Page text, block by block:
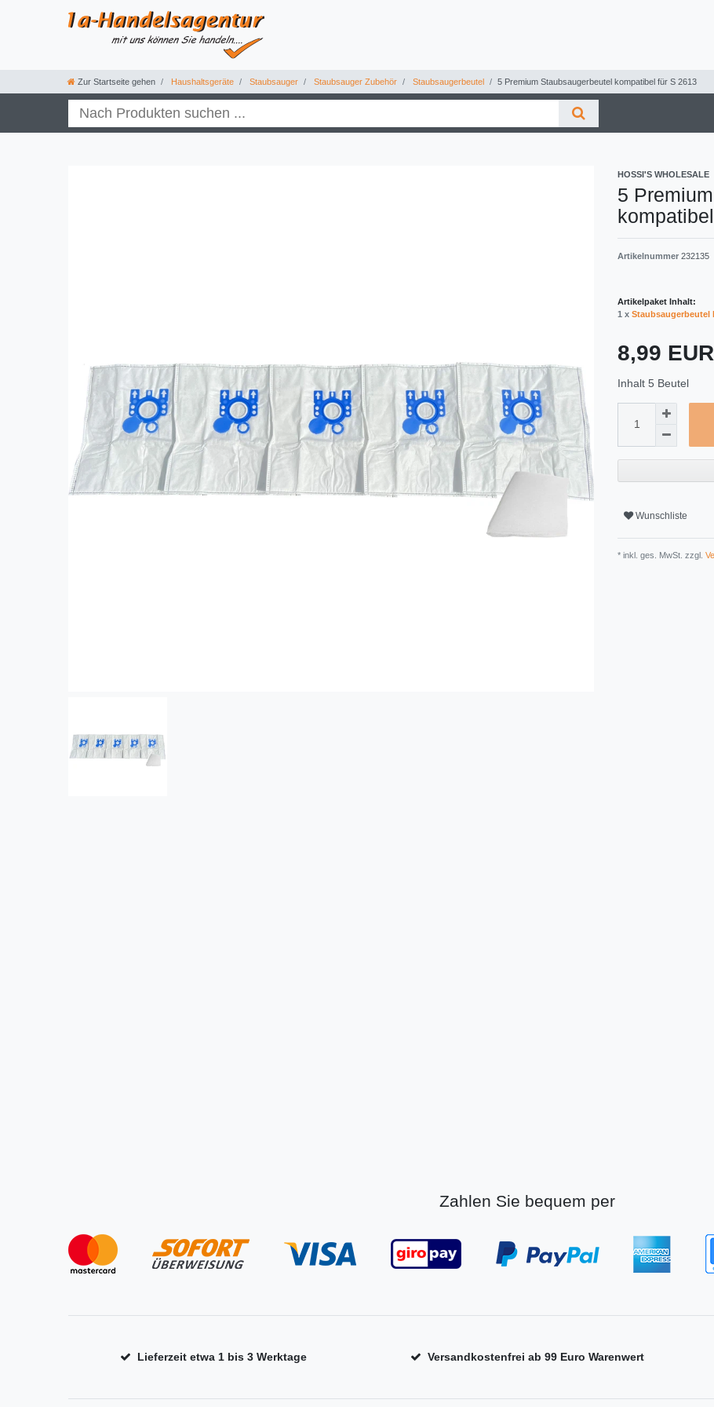
Zur Startseite gehen Haushaltsgeräte Staubsauger Staubsauger Zubehör Staubsaugerbeutel 5 Premium Staubsaugerbeutel kompatibel für S 2613
HOSSI'S WHOLESALE
5
Artikelnummer 232135
Artikelpaket Inhalt:
1 x Staubsaugerbeutel
8,99 EUR
Inhalt 5 Beutel
Wunschliste
* inkl. ges. MwSt. zzgl.
Zahlen Sie bequem per
Lieferzeit etwa 1 bis 3 Werktage Versandkostenfrei ab 99 Euro Warenwert